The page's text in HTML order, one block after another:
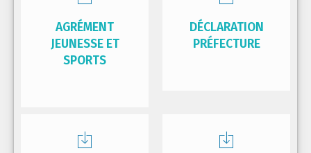
AGRÉMENT
JEUNESSE ET
SPORTS
DÉCLARATION
PRÉFECTURE